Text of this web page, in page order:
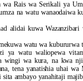
wa Rais wa Serikali ya
na watu wanaodaiwa
alidai kuwa
watu wa
ya watu waliopewa
wingi wa kura, na kwa
tena yanatishia uhai
ambayo yanahitaji